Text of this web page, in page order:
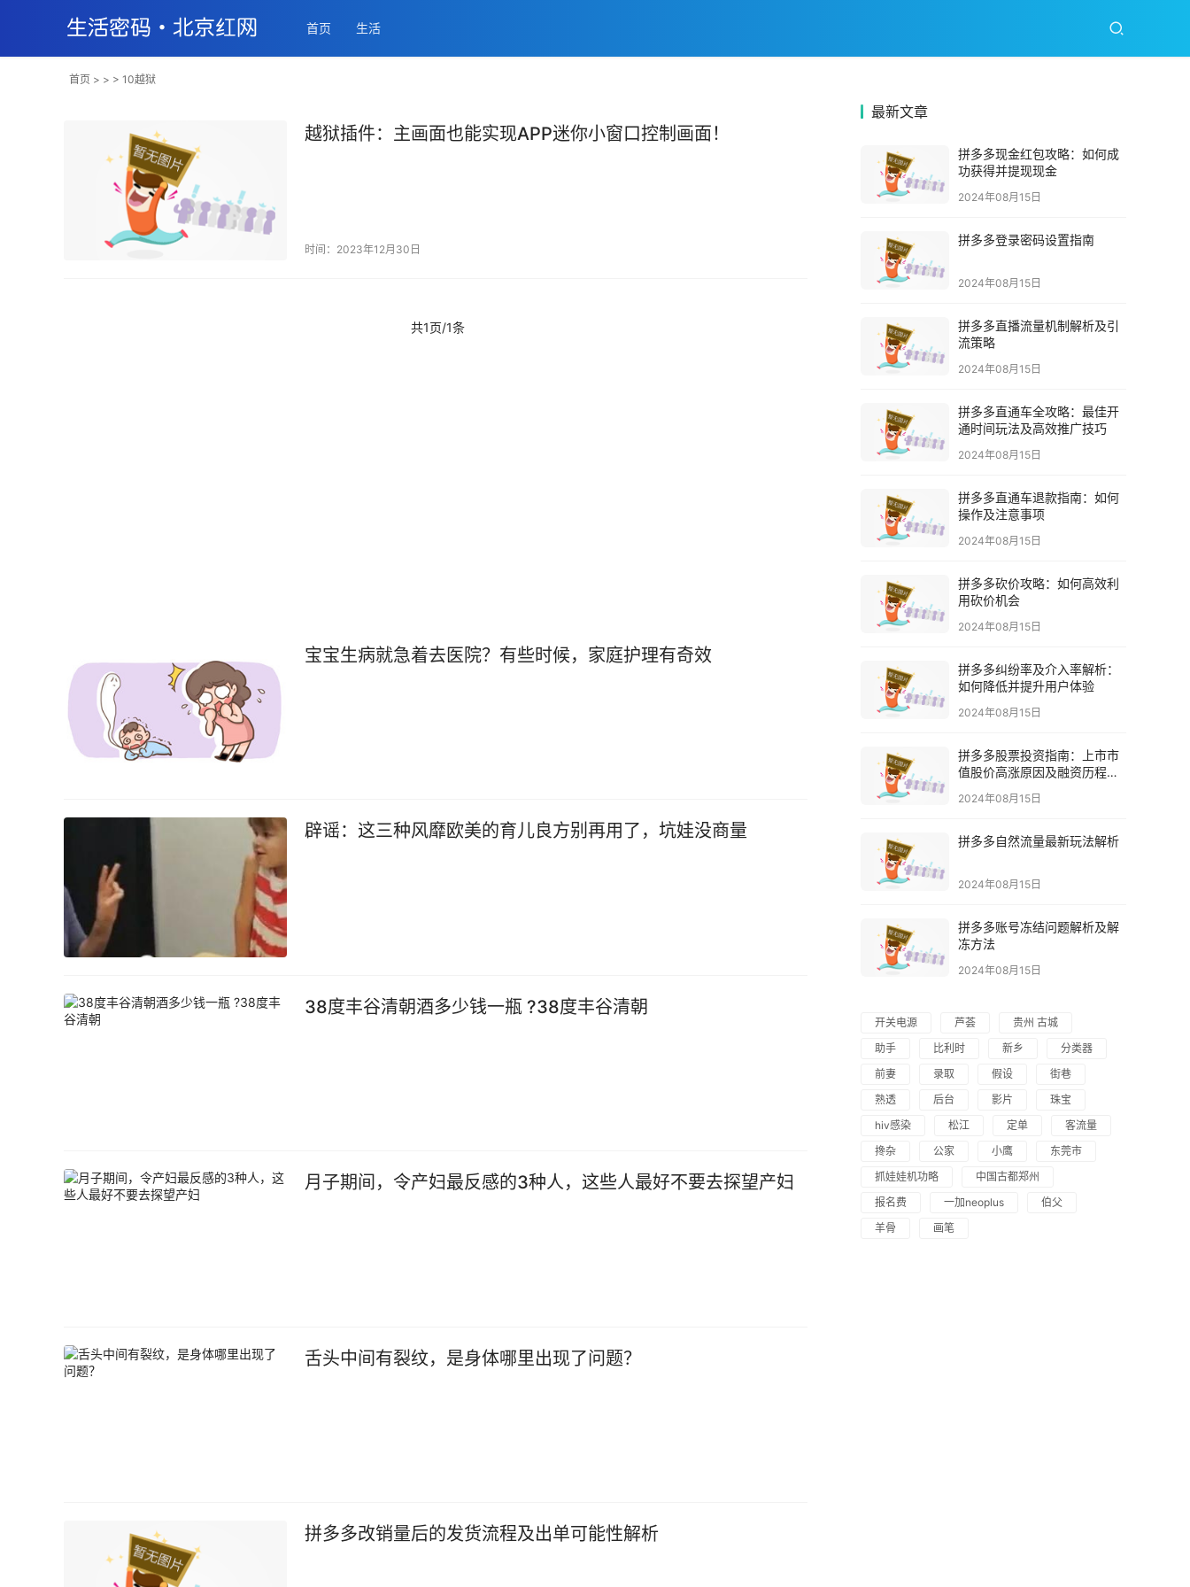
首页 生活
首页 > > > 10越狱
越狱插件：主画面也能实现APP迷你小窗口控制画面！
时间：2023年12月30日
共1页/1条
宝宝生病就急着去医院？有些时候，家庭护理有奇效
辟谣：这三种风靡欧美的育儿良方别再用了，坑娃没商量
38度丰谷清朝酒多少钱一瓶 ?38度丰谷清朝
月子期间，令产妇最反感的3种人，这些人最好不要去探望产妇
舌头中间有裂纹，是身体哪里出现了问题？
拼多多改销量后的发货流程及出单可能性解析
最新文章
拼多多现金红包攻略：如何成
功获得并提现现金
2024年08月15日
拼多多登录密码设置指南
2024年08月15日
拼多多直播流量机制解析及引
流策略
2024年08月15日
拼多多直通车全攻略：最佳开
通时间玩法及高效推广技巧
2024年08月15日
拼多多直通车退款指南：如何
操作及注意事项
2024年08月15日
拼多多砍价攻略：如何高效利
用砍价机会
2024年08月15日
拼多多纠纷率及介入率解析：
如何降低并提升用户体验
2024年08月15日
拼多多股票投资指南：上市市
值股价高涨原因及融资历程解
2024年08月15日
拼多多自然流量最新玩法解析
2024年08月15日
拼多多账号冻结问题解析及解
冻方法
2024年08月15日
开关电源 芦荟
贵州 古城
助手
比利时 新乡
分类器
前妻
录取 假设
街巷
熟透
后台 影片
珠宝
hiv感染
松江 定单
客流量
搀杂
公家 小鹰
东莞市
抓娃娃机功略
中国古都郑州
报名费
一加neoplus
伯父
羊骨
画笔